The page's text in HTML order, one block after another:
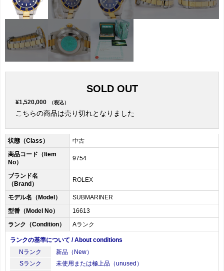
SOLD OUT
¥1,520,000 （税込）
こちらの商品は売り切れとなりました
状態（Class）
中古
商品コード（Item
No）
9754
ブランド名
（Brand）
ROLEX
モデル名（Model）
SUBMARINER
型番（Model No）
16613
ランク（Condition）
Aランク
ランクの基準について / About conditions
Nランク
新品（New）
Sランク
未使用または極上品（unused）